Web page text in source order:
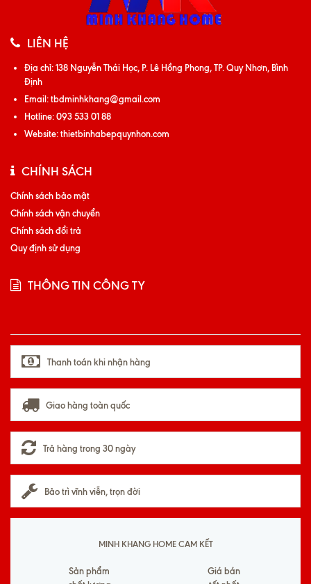
LIÊN HỆ
Địa chỉ:138 Nguyễn Thái Học, P. Lê Hồng Phong, TP. Quy Nhơn, Bình
Định
Email:tbdminhkhang@gmail.com
Hotline:093 533 01 88
Website:thietbinhabepquynhon.com
CHÍNH SÁCH
Chính sách bảo mật
Chính sách vận chuyển
Chính sách đổi trả
Quy định sử dụng
THÔNG TIN CÔNG TY
Thanh toán khi nhận hàng
Giao hàng toàn quốc
Trả hàng trong 30 ngày
Bảo trì vĩnh viễn, trọn đời
MINH KHANG HOME CAM KẾT
Sản phẩm
Giá bán